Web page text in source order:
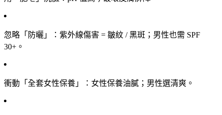
忽略「防曬」
：紫外線傷害 = 皺紋 / 黑斑；男性也需 SPF
30+。
衝動「全套女性保養」 ：女性保養油膩；男性選清爽。